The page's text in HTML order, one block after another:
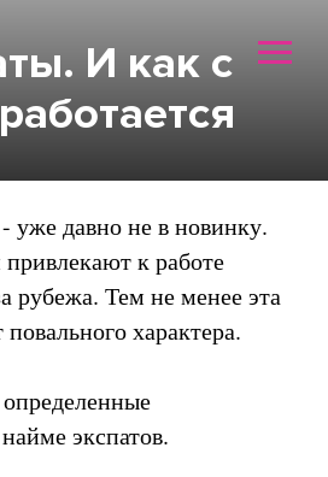
И как с
уже давно не в новинку.
к работе
рубежа. Тем не менее эта
характера.
экспатов.